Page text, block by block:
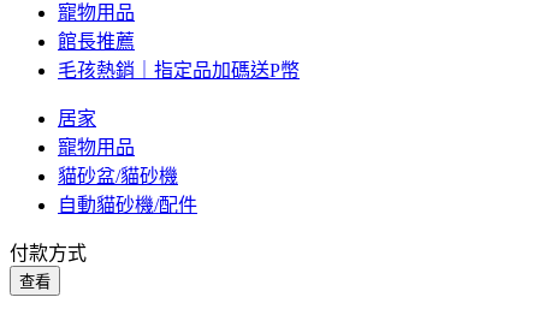
寵物用品
館長推薦
毛孩熱銷｜指定品加碼送P幣
居家
寵物用品
貓砂盆/貓砂機
自動貓砂機/配件
付款方式
查看